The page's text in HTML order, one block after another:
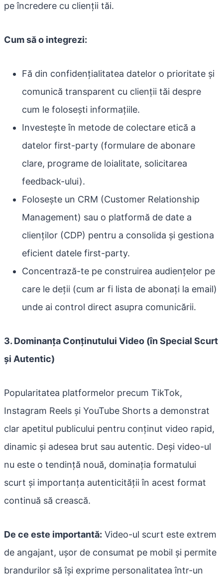
pe încredere cu clienții tăi.
Cum să o integrezi:
Fă din confidențialitatea datelor o prioritate și
comunică transparent cu clienții tăi despre
cum le folosești informațiile.
Investește în metode de colectare etică a
datelor first-party (formulare de abonare
clare, programe de loialitate, solicitarea
feedback-ului).
Folosește un CRM (Customer Relationship
Management) sau o platformă de date a
clienților (CDP) pentru a consolida și gestiona
eficient datele first-party.
Concentrază-te pe construirea audiențelor pe
care le deții (cum ar fi lista de abonați la email)
unde ai control direct asupra comunicării.
3. Dominanța Conținutului Video (în Special Scurt
și Autentic)
Popularitatea platformelor precum TikTok,
Instagram Reels și YouTube Shorts a demonstrat
clar apetitul publicului pentru conținut video rapid,
dinamic și adesea brut sau autentic. Deși video-ul
nu este o tendință nouă, dominația formatului
scurt și importanța autenticității în acest format
continuă să crească.
De ce este importantă: Video-ul scurt este extrem
de angajant, ușor de consumat pe mobil și permite
brandurilor să își exprime personalitatea într-un